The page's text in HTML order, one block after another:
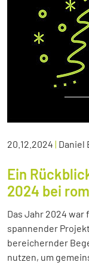
20.12.2024 | Daniel
Ein
2024 bei
Das Jahr 2024
spannender
bereichernder
nutzen, um